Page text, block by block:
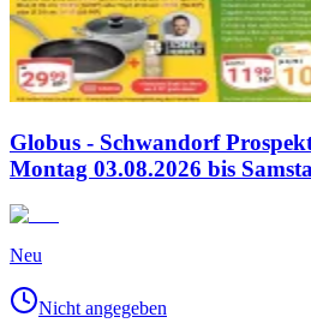
Globus - Schwandorf
Montag 03.08.2026 bis
Neu
Nicht angegeben